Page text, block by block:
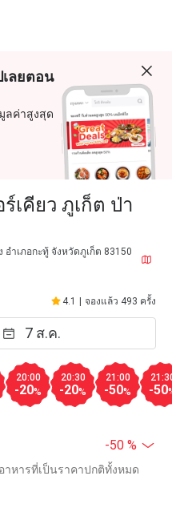
เลยตอน
ลค่าสูงสุด
เคียว ภูเก็ต ป่า
ำเภอกะทู้ จังหวัดภูเก็ต 83150
4.1 จองแล้ว 493 ครั้ง
20:00
-20%
20:30
-20%
21:00
-50% -50
-50 %
หารที่เป็นราคาปกติทั้งหมด